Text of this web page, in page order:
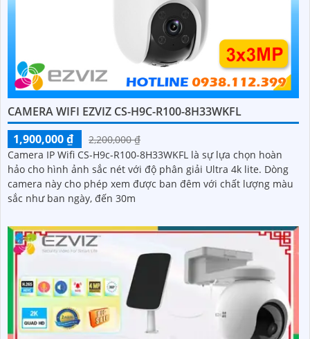
CAMERA WIFI EZVIZ CS-H9C-R100-8H33WKFL
1,900,000 ₫
2,200,000 ₫
Camera IP Wifi CS-H9c-R100-8H33WKFL là sự lựa chọn hoàn
hảo cho hình ảnh sắc nét với độ phân giải Ultra 4k lite. Dòng
camera này cho phép xem được ban đêm với chất lượng màu
sắc như ban ngày, đến 30m